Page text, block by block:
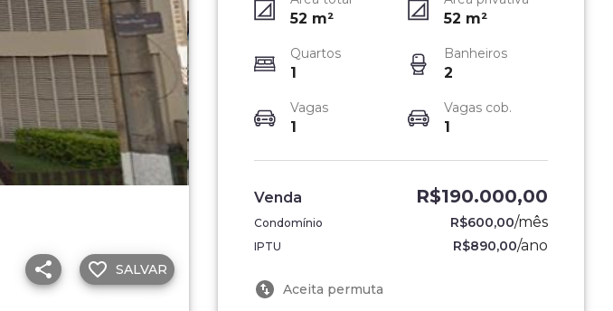
SALVAR
52 m² 52 m²
Quartos
1
Banheiros
2
Vagas
1
Vagas cob.
1
Venda R$190.000,00
Condomínio R$600,00/mês
IPTU R$890,00/ano
Aceita permuta